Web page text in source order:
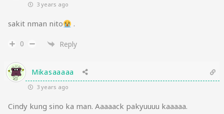
3 years ago
sakit nman nito .
0 Reply
Mikasaaaaa
3 years ago
Cindy kung sino ka man. Aaaaack pakyuuuu kaaaaa.